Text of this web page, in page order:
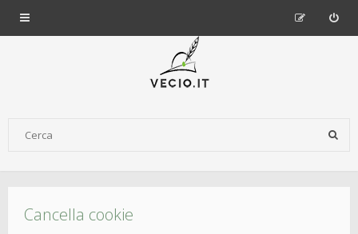
Cancella cookie